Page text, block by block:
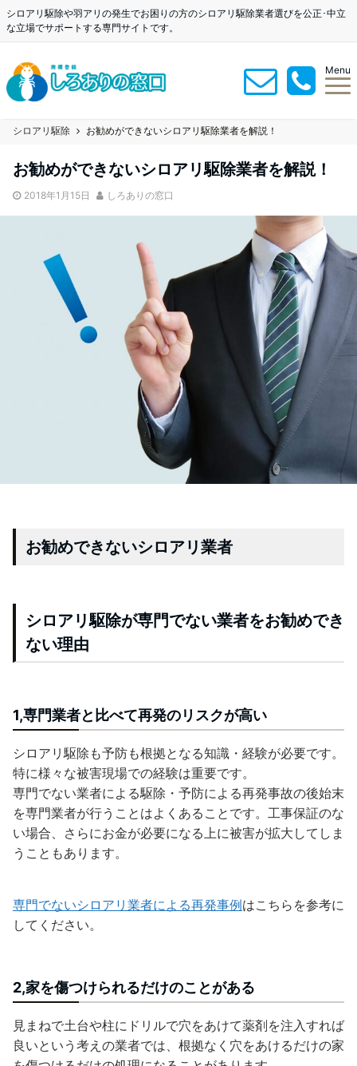
シロアリ駆除や羽アリの発生でお困りの方のシロアリ駆除業者選びを公正･中立
な立場でサポートする専門サイトです。
Menu
シロアリ駆除 お勧めができないシロアリ駆除業者を解説！
お勧めができないシロアリ駆除業者を解説！
2018年1月15日 しろありの窓口
お勧めできないシロアリ業者
シロアリ駆除が専門でない業者をお勧めでき
ない理由
1,専門業者と比べて再発のリスクが高い
シロアリ駆除も予防も根拠となる知識・経験が必要です。
特に様々な被害現場での経験は重要です。
専門でない業者による駆除・予防による再発事故の後始末
を専門業者が行うことはよくあることです。工事保証のな
い場合、さらにお金が必要になる上に被害が拡大してしま
うこともあります。
専門でないシロアリ業者による再発事例はこちらを参考に
してください。
2,家を傷つけられるだけのことがある
見まねで土台や柱にドリルで穴をあけて薬剤を注入すれば
良いという考えの業者では、根拠なく穴をあけるだけの家